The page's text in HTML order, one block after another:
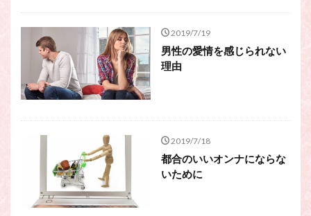
2019/7/19
男性の愛情を感じられない
理由
2019/7/18
都合のいいオンナにならな
いために